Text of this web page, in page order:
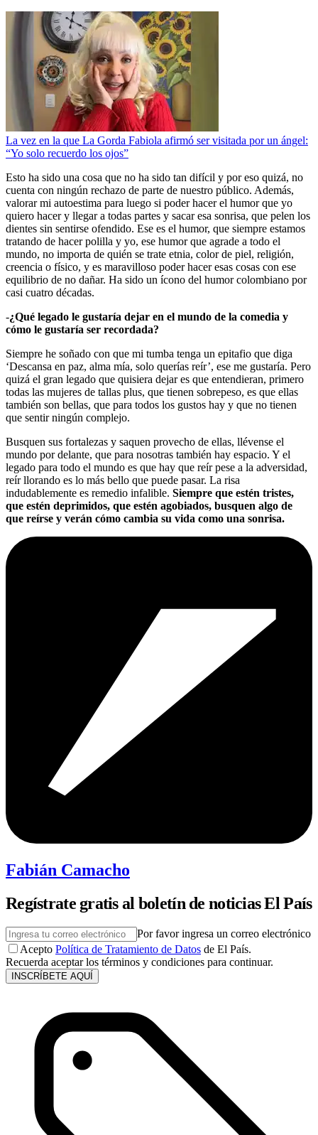
La vez en la que La Gorda Fabiola afirmó ser visitada por un ángel:
“Yo solo recuerdo los ojos”
Esto ha sido una cosa que no ha sido tan difícil y por eso quizá, no
cuenta con ningún rechazo de parte de nuestro público. Además,
valorar mi autoestima para luego si poder hacer el humor que yo
quiero hacer y llegar a todas partes y sacar esa sonrisa, que pelen los
dientes sin sentirse ofendido. Ese es el humor, que siempre estamos
tratando de hacer polilla y yo, ese humor que agrade a todo el
mundo, no importa de quién se trate etnia, color de piel, religión,
creencia o físico, y es maravilloso poder hacer esas cosas con ese
equilibrio de no dañar. Ha sido un ícono del humor colombiano por
casi cuatro décadas.
-¿Qué legado le gustaría dejar en el mundo de la comedia y
cómo le gustaría ser recordada?
Siempre he soñado con que mi tumba tenga un epitafio que diga
‘Descansa en paz, alma mía, solo querías reír’, ese me gustaría. Pero
quizá el gran legado que quisiera dejar es que entendieran, primero
todas las mujeres de tallas plus, que tienen sobrepeso, es que ellas
también son bellas, que para todos los gustos hay y que no tienen
que sentir ningún complejo.
Busquen sus fortalezas y saquen provecho de ellas, llévense el
mundo por delante, que para nosotras también hay espacio. Y el
legado para todo el mundo es que hay que reír pese a la adversidad,
reír llorando es lo más bello que puede pasar. La risa
indudablemente es remedio infalible. Siempre que estén tristes,
que estén deprimidos, que estén agobiados, busquen algo de
que reírse y verán cómo cambia su vida como una sonrisa.
Fabián Camacho
Regístrate gratis al boletín de noticias El País
Por favor ingresa un correo electrónico
Acepto Política de Tratamiento de Datos de El País.
Recuerda aceptar los términos y condiciones para continuar.
INSCRÍBETE AQUÍ